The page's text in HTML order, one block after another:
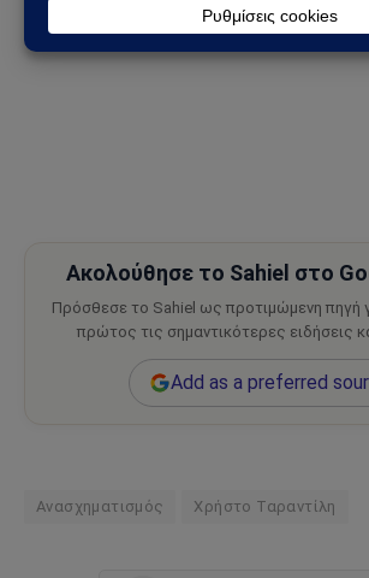
Ακολούθησε το Sahiel στο
Πρόσθεσε το Sahiel ως προτιμώμενη πηγή
πρώτος τις σημαντικότερες ειδήσεις
Add as a preferred
Ανασχηματισμός Χρήστο Ταραντίλη